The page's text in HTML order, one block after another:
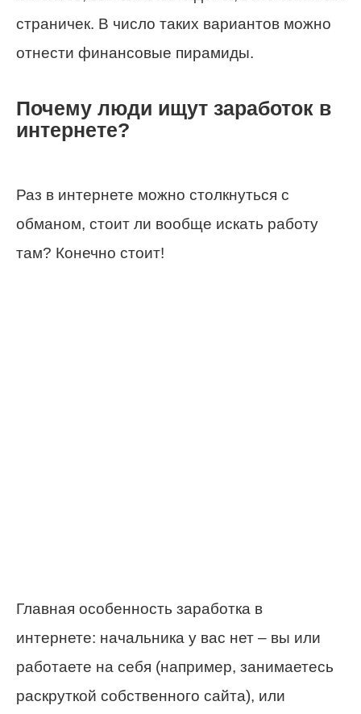
страничек. В число таких вариантов можно
отнести финансовые пирамиды.
Почему люди ищут заработок в
интернете?
Раз в интернете можно столкнуться с
обманом, стоит ли вообще искать работу
там? Конечно стоит!
Главная особенность заработка в
интернете: начальника у вас нет – вы или
работаете на себя (например, занимаетесь
раскруткой собственного сайта), или